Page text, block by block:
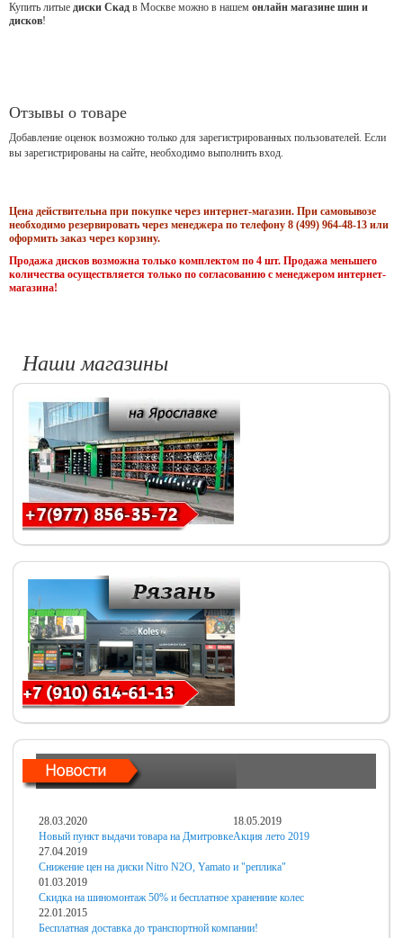
Купить литые диски Скад в Москве можно в нашем онлайн магазине шин и
дисков!
Отзывы о товаре
Добавление оценок возможно только для зарегистрированных пользователей. Если
вы зарегистрированы на сайте, необходимо выполнить вход.
Цена действительна при покупке через интернет-магазин. При самовывозе
необходимо резервировать через менеджера по телефону 8 (499) 964-48-13 или
оформить заказ через корзину.
Продажа дисков возможна только комплектом по 4 шт. Продажа меньшего
количества осуществляется только по согласованию с менеджером интернет-
магазина!
Наши магазины
28.03.2020
Новый пункт выдачи товара на Дмитровке
18.05.2019
Акция лето 2019
27.04.2019
Снижение цен на диски Nitro N2O, Yamato и "реплика"
01.03.2019
Скидка на шиномонтаж 50% и бесплатное хранениие колес
22.01.2015
Бесплатная доставка до транспортной компании!